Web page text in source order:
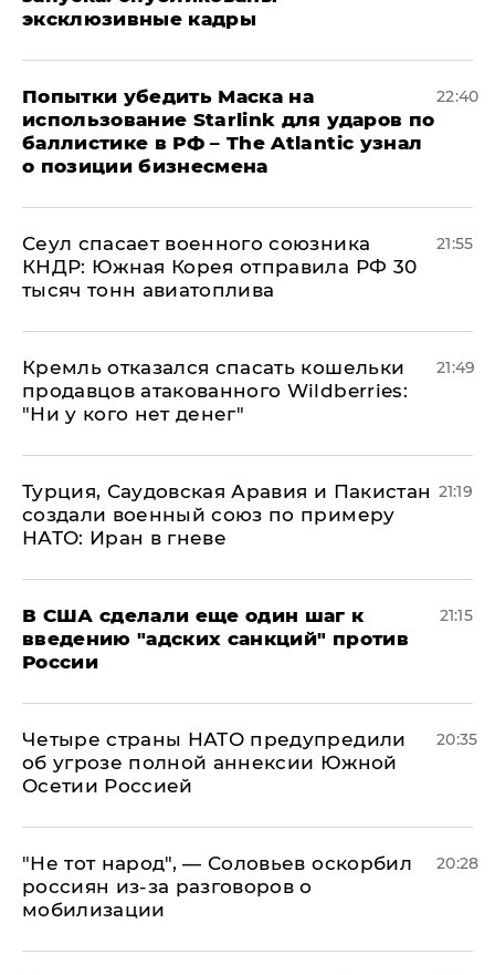
эксклюзивные кадры
Попытки убедить Маска на
использование Starlink для ударов по
баллистике в РФ – The Atlantic узнал
о позиции бизнесмена
22:40
​Сеул спасает военного союзника
КНДР: Южная Корея отправила РФ 30
тысяч тонн авиатоплива
21:55
Кремль отказался спасать кошельки
продавцов атакованного Wildberries:
"Ни у кого нет денег"
21:49
Турция, Саудовская Аравия и Пакистан
создали военный союз по примеру
НАТО: Иран в гневе
21:19
В США сделали еще один шаг к
введению "адских санкций" против
России
21:15
Четыре страны НАТО предупредили
об угрозе полной аннексии Южной
Осетии Россией
20:35
​"Не тот народ", — Соловьев оскорбил
россиян из-за разговоров о
мобилизации
20:28